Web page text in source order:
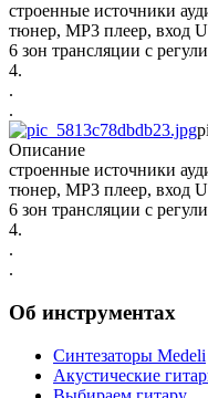
строенные источники
тюнер, MP3 плеер, вход
6 зон трансляции с
4.
.
.
Описание
строенные источники
тюнер, MP3 плеер, вход
6 зон трансляции с
4.
.
.
Об инструментах
Синтезаторы Мedeli
Акустические